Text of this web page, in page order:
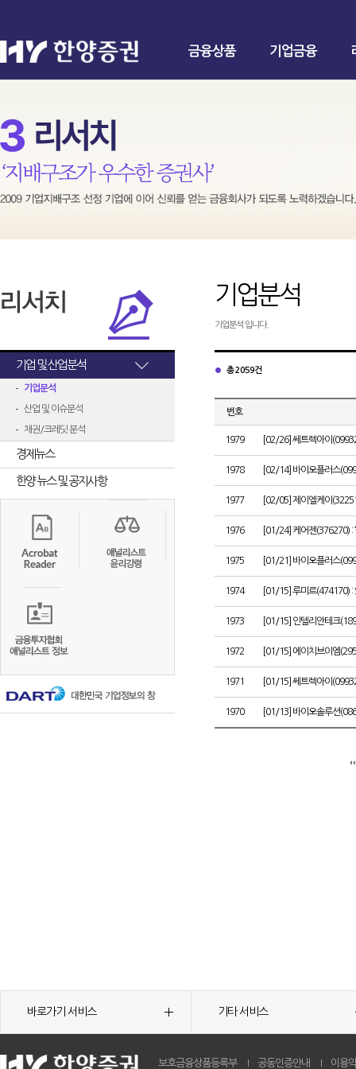
금융상품 기업금융
기업 및 산업분석
기업분석
산업 및 이슈분석
채권/크레딧 분석
경제뉴스
한양 뉴스 및 공지사항
기업분석
기업분석 입니다.
총 2059건
번호
1979 [02/26] 쎄트렉아이
1978 [02/14] 바이오플러스
1977 [02/05] 제이엘케이
1976 [01/24] 케어젠(376270) :
1975 [01/21] 바이오플러스
1974 [01/15] 루미르(474170) :
1973 [01/15] 인텔리안테크
1972 [01/15] 에이치브이엠
1971 [01/15] 쎄트렉아이
1970 [01/13] 바이오솔루션
바로가기 서비스 기타 서비스
보호금융상품등록부 공동인증안내 이용